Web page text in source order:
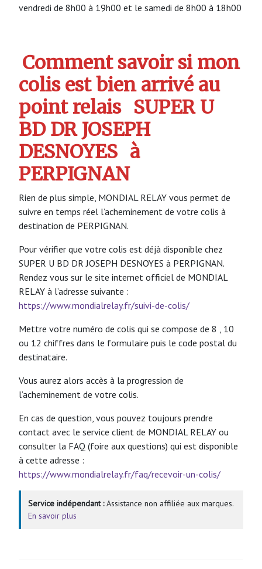
vendredi de 8h00 à 19h00 et le samedi de 8h00 à 18h00
Comment savoir si mon
colis est bien arrivé au
point relais SUPER U
BD DR JOSEPH
DESNOYES à
PERPIGNAN
Rien de plus simple, MONDIAL RELAY vous permet de
suivre en temps réel l’acheminement de votre colis à
destination de PERPIGNAN.
Pour vérifier que votre colis est déjà disponible chez
SUPER U BD DR JOSEPH DESNOYES à PERPIGNAN.
Rendez vous sur le site internet officiel de MONDIAL
RELAY à l’adresse suivante :
https://www.mondialrelay.fr/suivi-de-colis/
Mettre votre numéro de colis qui se compose de 8 , 10
ou 12 chiffres dans le formulaire puis le code postal du
destinataire.
Vous aurez alors accès à la progression de
l’acheminement de votre colis.
En cas de question, vous pouvez toujours prendre
contact avec le service client de MONDIAL RELAY ou
consulter la FAQ (foire aux questions) qui est disponible
à cette adresse :
https://www.mondialrelay.fr/faq/recevoir-un-colis/
Service indépendant :Assistance non affiliée aux marques.
En savoir plus